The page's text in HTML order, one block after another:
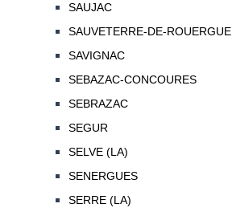
SAUJAC
SAUVETERRE-DE-ROUERGUE
SAVIGNAC
SEBAZAC-CONCOURES
SEBRAZAC
SEGUR
SELVE (LA)
SENERGUES
SERRE (LA)